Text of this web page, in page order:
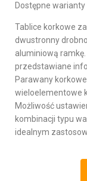
Dostępne
Tablice korkowe
dwustronny
aluminiową
przedstawiane
Parawany
wieloelementowe
Możliwość
kombinacji typu
idealnym